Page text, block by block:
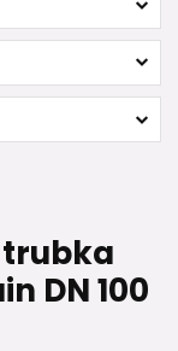
DN 100